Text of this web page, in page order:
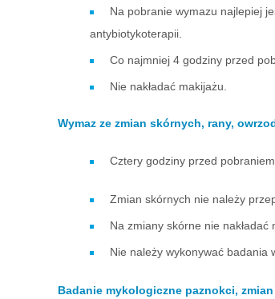
Na pobranie wymazu najlepiej
antybiotykoterapii.
Co najmniej 4 godziny przed
Nie nakładać makijażu.
Wymaz ze zmian skórnych, rany,
Cztery godziny przed
Zmian skórnych nie należy
Na zmiany skórne nie
Nie należy wykonywać badania
Badanie mykologiczne paznokci,